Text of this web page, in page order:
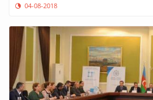
04-08-2018